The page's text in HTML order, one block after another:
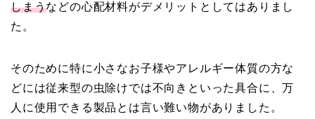
しまうなどの心配材料がデメリットとしてはありまし
た。
そのために特に小さなお子様やアレルギー体質の方な
どには従来型の虫除けでは不向きといった具合に、万
人に使用できる製品とは言い難い物がありました。